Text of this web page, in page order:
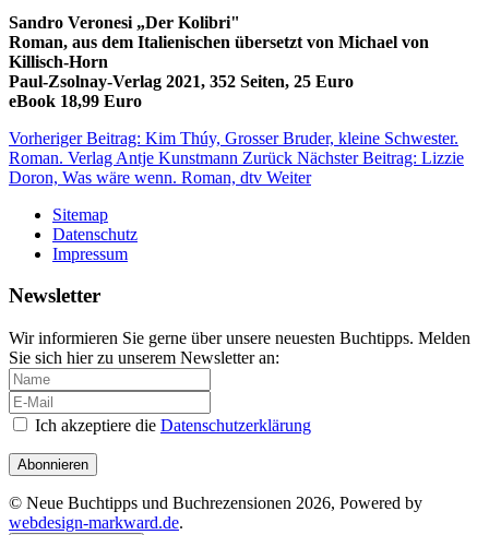
Sandro Veronesi „Der Kolibri"
Roman, aus dem Italienischen übersetzt von Michael von
Killisch-Horn
Paul-Zsolnay-Verlag 2021, 352 Seiten, 25 Euro
eBook 18,99 Euro
Vorheriger Beitrag: Kim Thúy, Grosser Bruder, kleine Schwester.
Roman. Verlag Antje Kunstmann Zurück Nächster Beitrag: Lizzie
Doron, Was wäre wenn. Roman, dtv Weiter
Sitemap
Datenschutz
Impressum
Newsletter
Wir informieren Sie gerne über unsere neuesten Buchtipps. Melden
Sie sich hier zu unserem Newsletter an:
Ich akzeptiere die Datenschutzerklärung
Abonnieren
© Neue Buchtipps und Buchrezensionen 2026, Powered by
webdesign-markward.de.